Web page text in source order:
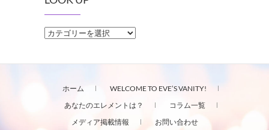
LOOK
ホーム
WELCOME TO EVE’S VANITY!
あなたのエレメントは？
コラム一覧
メディア掲載情報
お問い合わせ